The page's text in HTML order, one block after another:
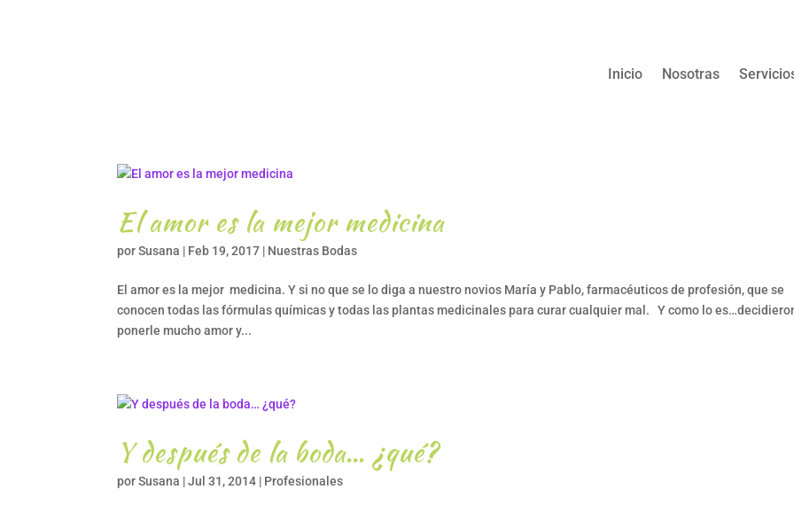
Inicio Nosotras
El amor es la mejor medicina
porSusana | Feb 19, 2017 | Nuestras Bodas
El amor es la mejor medicina. Y si no que se lo diga a nuestro novios María y Pablo, farmacéuticos de profesión, que se
conocen todas las fórmulas químicas y todas las plantas medicinales para curar cualquier mal. Y como lo
ponerle mucho amor y...
Y después de la boda… ¿qué?
porSusana |Jul 31, 2014 | Profesionales